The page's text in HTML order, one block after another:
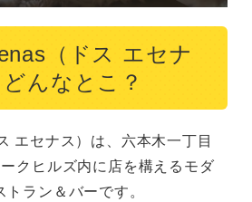
（ドス エセナ
んなとこ？
エセナス）は、六本木一丁目
クヒルズ内に店を構えるモダ
ラン＆バーです。